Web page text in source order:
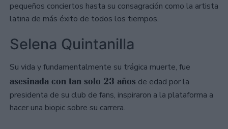
pequeños conciertos hasta su consagración como la artista
latina de más éxito de todos los tiempos.
Selena Quintanilla
Su vida y fundamentalmente su trágica muerte, fue
asesinada con tan solo 23 años de edad por la
presidenta de su club de fans, inspiraron a la plataforma a
hacer una biopic sobre su carrera.